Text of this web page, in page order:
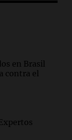
en Brasil
contra el